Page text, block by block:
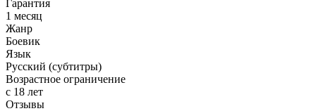
Гарантия
1 месяц
Жанр
Боевик
Язык
Русский (субтитры)
Возрастное ограничение
с 18 лет
Отзывы